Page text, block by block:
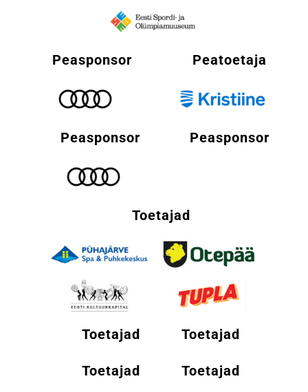
Peasponsor Peatoetaja
Peasponsor Peasponsor
Toetajad
Toetajad Toetajad
Toetajad Toetajad